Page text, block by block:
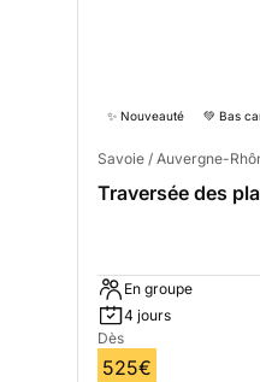
✨ Nouveauté 💚 Bas
Savoie / Auvergne-
Traversée des
En groupe
4 jours
Dès
525€